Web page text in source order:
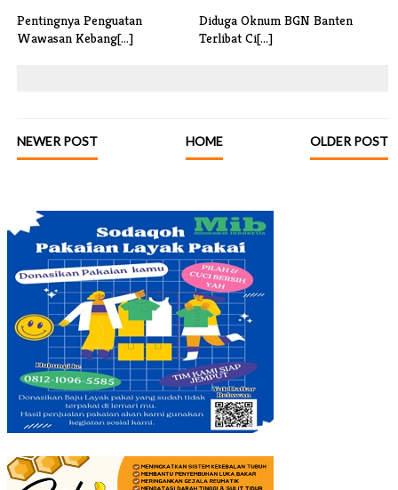
Pentingnya Penguatan
Wawasan Kebang[...]
Diduga Oknum BGN Banten
Terlibat Ci[...]
NEWER POST OLDER POST
HOME